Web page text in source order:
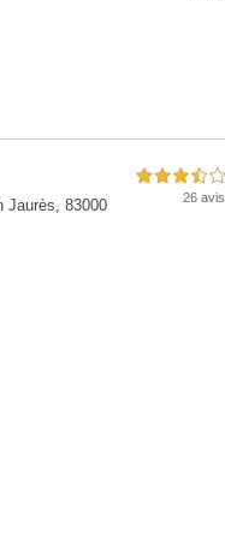
Jaurès, 83000
3,5 étoiles sur 5
26 avis